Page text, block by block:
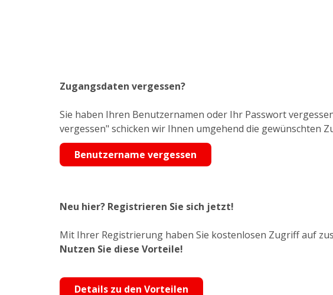
Zugangsdaten vergessen?
Sie haben Ihren Benutzernamen oder Ihr Passwort
vergessen" schicken wir Ihnen umgehend die gewünschten
Benutzername vergessen
Neu hier? Registrieren Sie sich jetzt!
Mit Ihrer Registrierung haben Sie kostenlosen Zugriff auf
Nutzen Sie diese Vorteile!
Details zu den Vorteilen